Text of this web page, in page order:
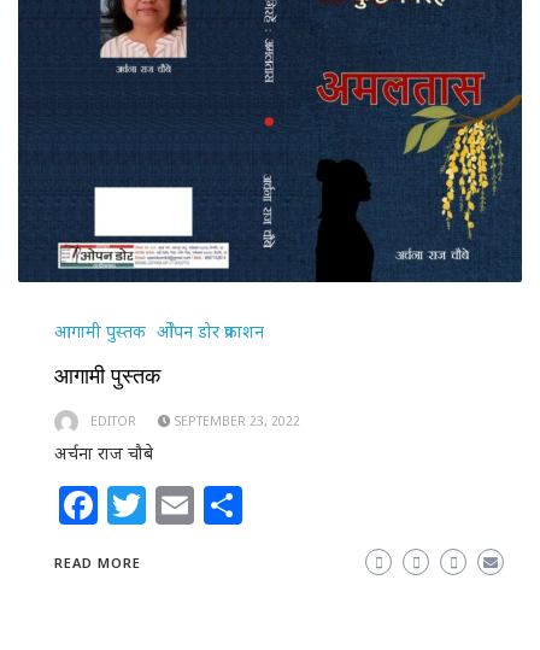
आगामी पुस्तक ओेपन डोर प्रकाशन
आगामी पुस्तक
EDITOR SEPTEMBER 23, 2022
अर्चना राज चौबे
Facebook
Twitter
Email
READ MORE